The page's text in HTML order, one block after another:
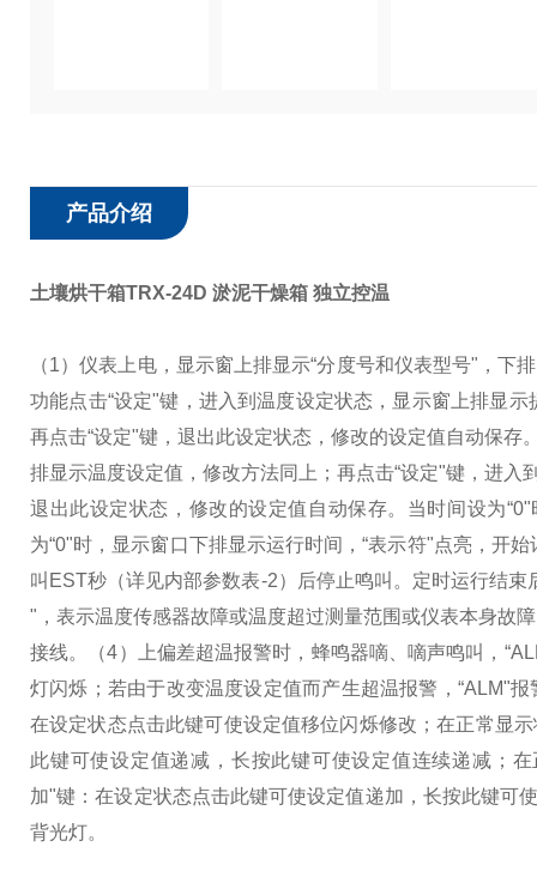
产品介绍
土壤烘干箱TRX-24D 淤泥干燥箱 独立控温
（1）仪表上电，显示窗上排显示“分度号和仪表型号"，下
功能点击“设定"键，进入到温度设定状态，显示窗上排显
再点击“设定"键，退出此设定状态，修改的设定值自动保存
排显示温度设定值，修改方法同上；再点击“设定"键，进
退出此设定状态，修改的设定值自动保存。 当时间设为
为“0"时，显示窗口下排显示运行时间，“表示符"点亮，开
叫EST秒（详见内部参数表-2）后停止鸣叫。定时运行结束
"，表示温度传感器故障或温度超过测量范围或仪表本身故
接线。
（4）上偏差超温报警时，蜂鸣器嘀、嘀声鸣叫，
灯闪烁；若由于改变温度设定值而产生超温报警，“ALM"
在设定状态点击此键可使设定值移位闪烁修改；在正常显
此键可使设定值递减，长按此键可使设定值连续递减；
加"键：在设定状态点击此键可使设定值递加，长按此键可
背光灯。